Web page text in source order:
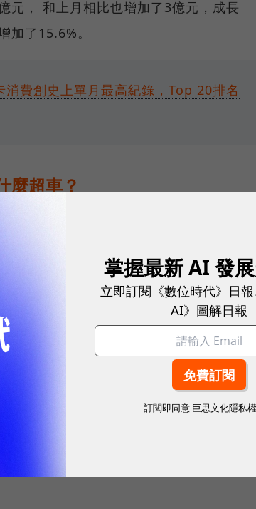
元， 和上月相比也增加了3億元，成長
加了15.6%。
費創史上單月最高紀錄，Top 20排名
麼超車？
場滲透率，穩坐「代理收付」金額的龍
付繳出58.12億元的亮眼成績，超越街口
掌握最新 AI 發
立即訂閱《數位時代》日
AI》圖解日報
訂閱即同意 巨思文化隱私